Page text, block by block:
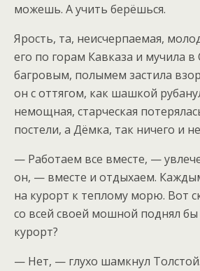
можешь. А учить берёшься.
Ярость, та, неисчерпаемая,
его по горам Кавказа и мучила в
багровым, полымем застила
он с оттягом, как шашкой
немощная, старческая
постели, а Дёмка, так ничего и
— Работаем все вместе, —
он, — вместе и отдыхаем.
на курорт к теплому морю. Вот
со всей своей мошной поднял
курорт?
— Нет, — глухо шамкнул Толстой.